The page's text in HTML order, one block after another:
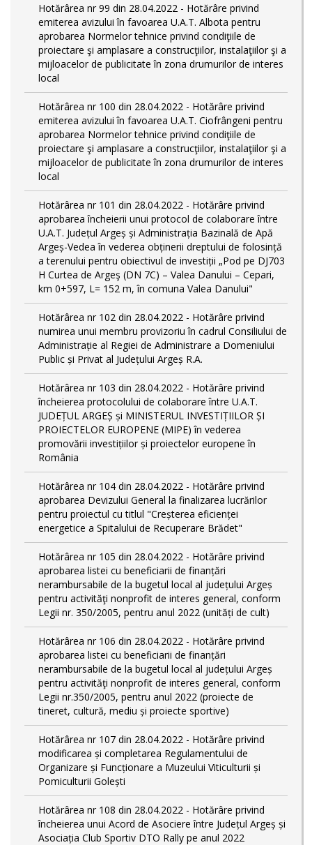
Hotărârea nr 99 din 28.04.2022 - Hotărâre privind
emiterea avizului în favoarea U.A.T. Albota pentru
aprobarea Normelor tehnice privind condiţiile de
proiectare şi amplasare a construcţiilor, instalaţiilor şi a
mijloacelor de publicitate în zona drumurilor de interes
local
Hotărârea nr 100 din 28.04.2022 - Hotărâre privind
emiterea avizului în favoarea U.A.T. Ciofrângeni pentru
aprobarea Normelor tehnice privind condiţiile de
proiectare şi amplasare a construcţiilor, instalaţiilor şi a
mijloacelor de publicitate în zona drumurilor de interes
local
Hotărârea nr 101 din 28.04.2022 - Hotărâre privind
aprobarea încheierii unui protocol de colaborare între
U.A.T. Județul Argeș și Administrația Bazinală de Apă
Argeș-Vedea în vederea obținerii dreptului de folosință
a terenului pentru obiectivul de investiții „Pod pe DJ703
H Curtea de Argeş (DN 7C) – Valea Danului – Cepari,
km 0+597, L= 152 m, în comuna Valea Danului"
Hotărârea nr 102 din 28.04.2022 - Hotărâre privind
numirea unui membru provizoriu în cadrul Consiliului de
Administrație al Regiei de Administrare a Domeniului
Public și Privat al Județului Argeș R.A.
Hotărârea nr 103 din 28.04.2022 - Hotărâre privind
încheierea protocolului de colaborare între U.A.T.
JUDEȚUL ARGEȘ și MINISTERUL INVESTIȚIILOR ȘI
PROIECTELOR EUROPENE (MIPE) în vederea
promovării investițiilor și proiectelor europene în
România
Hotărârea nr 104 din 28.04.2022 - Hotărâre privind
aprobarea Devizului General la finalizarea lucrărilor
pentru proiectul cu titlul "Creșterea eficienței
energetice a Spitalului de Recuperare Brădet"
Hotărârea nr 105 din 28.04.2022 - Hotărâre privind
aprobarea listei cu beneficiarii de finanțări
nerambursabile de la bugetul local al județului Argeș
pentru activităţi nonprofit de interes general, conform
Legii nr. 350/2005, pentru anul 2022 (unități de cult)
Hotărârea nr 106 din 28.04.2022 - Hotărâre privind
aprobarea listei cu beneficiarii de finanțări
nerambursabile de la bugetul local al județului Argeș
pentru activităţi nonprofit de interes general, conform
Legii nr.350/2005, pentru anul 2022 (proiecte de
tineret, cultură, mediu și proiecte sportive)
Hotărârea nr 107 din 28.04.2022 - Hotărâre privind
modificarea și completarea Regulamentului de
Organizare și Funcționare a Muzeului Viticulturii și
Pomiculturii Golești
Hotărârea nr 108 din 28.04.2022 - Hotărâre privind
încheierea unui Acord de Asociere între Județul Argeș și
Asociația Club Sportiv DTO Rally pe anul 2022